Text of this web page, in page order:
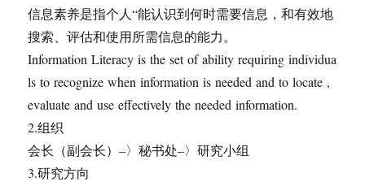
信息素养是指个人“能认识到何时需要信息，和有效地
搜索、评估和使用所需信息的能力。
Information Literacy is the set of ability requiring individua
ls to recognize when information is needed and to locate ,
evaluate and use effectively the needed information.
2.组织
会长（副会长）–〉秘书处–〉研究小组
3.研究方向